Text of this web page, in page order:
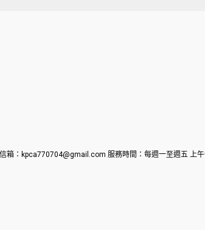
：kpca770704@gmail.com 服務時間：每週一至週五 上